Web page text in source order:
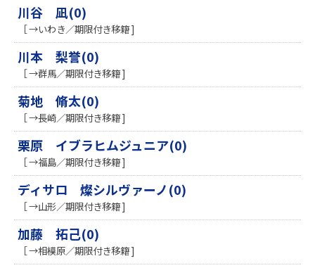
川谷 凪(0)
［ →いわき／期限付き移籍 ]
川本 梨誉(0)
［ →群馬／期限付き移籍 ]
菊地 脩太(0)
［ →長崎／期限付き移籍 ]
栗原 イブラヒムジュニア(0)
［ →福島／期限付き移籍 ]
ディサロ 燦シルヴァーノ(0)
［ →山形／期限付き移籍 ]
加藤 拓己(0)
［ →相模原／期限付き移籍 ]